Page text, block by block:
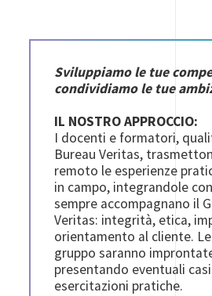
Sviluppiamo le tue
condividiamo le tue
IL NOSTRO APPROCCIO:
I docenti e formatori,
Bureau Veritas,
remoto le esperienze
in campo, integrandole
sempre accompagnano il
Veritas: integrità, etica,
orientamento al cliente.
gruppo saranno
presentando eventuali
esercitazioni pratiche.